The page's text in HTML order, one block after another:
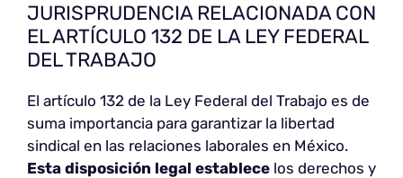
JURISPRUDENCIA RELACIONADA CON
EL ARTÍCULO 132 DE LA LEY FEDERAL
DEL TRABAJO
El artículo 132 de la Ley Federal del Trabajo es de
suma importancia para garantizar la libertad
sindical en las relaciones laborales en México.
Esta disposición legal establece los derechos y